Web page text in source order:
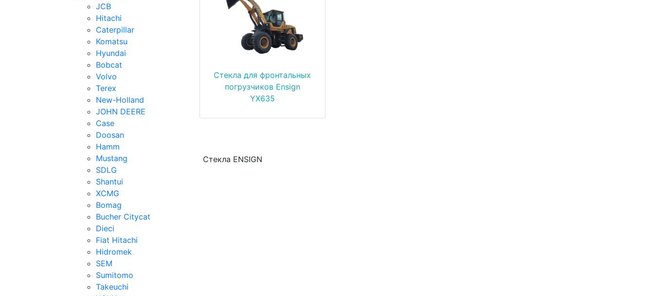
JCB
Hitachi
Caterpillar
Komatsu
Hyundai
Bobcat
Volvo
Terex
New-Holland
JOHN DEERE
Case
Doosan
Hamm
Mustang
SDLG
Shantui
XCMG
Bomag
Bucher Citycat
Dieci
Fiat Hitachi
Hidromek
SEM
Sumitomo
Takeuchi
Стекла для фронтальных
погрузчиков Ensign
YX635
Стекла ENSIGN